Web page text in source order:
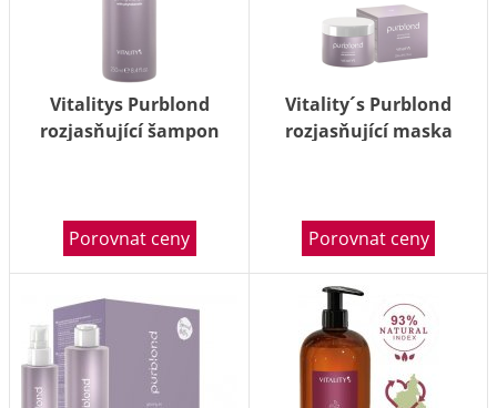
Vitalitys Purblond
rozjasňující šampon
Porovnat ceny
Vitality´s Purblond
rozjasňující maska
Porovnat ceny